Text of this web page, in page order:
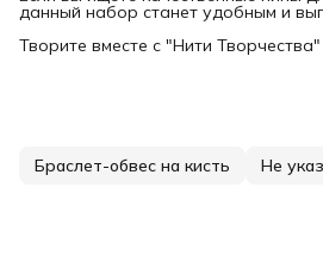
данный набор станет удобным и
Творите вместе с "Нити Творчества"
Браслет-обвес на кисть Не